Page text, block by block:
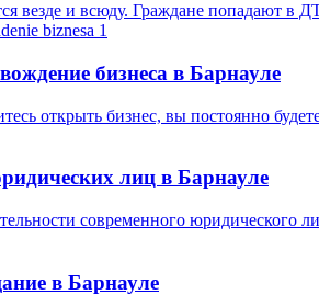
везде и всюду. Граждане попадают в
бизнеса в Барнауле
открыть бизнес, вы постоянно
лиц в Барнауле
современного юридического
в Барнауле